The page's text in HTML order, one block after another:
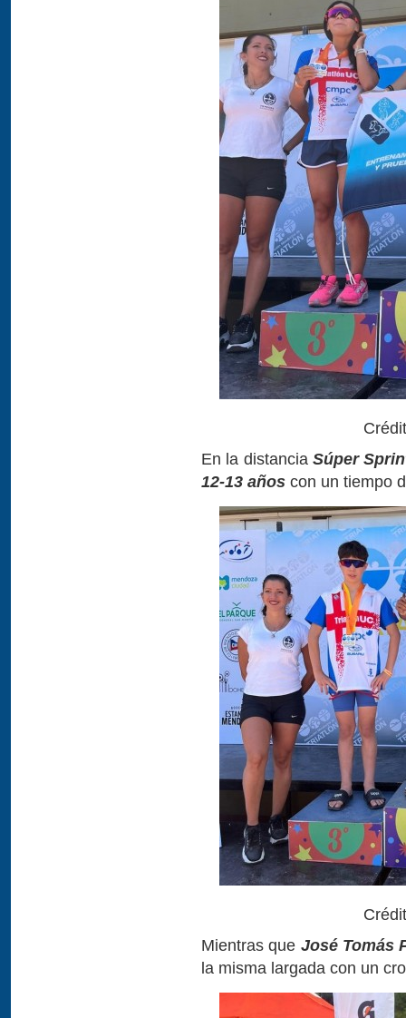
En la distanciaSúper
12-13 años con un tiempo
Mientras que José Tomás
la misma largada con un